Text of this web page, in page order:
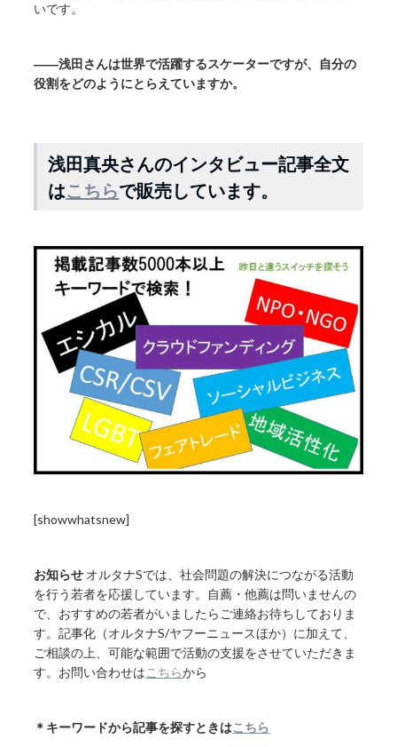
いです。
――浅田さんは世界で活躍するスケーターですが、自分の
役割をどのようにとらえていますか。
浅田真央さんのインタビュー記事全文
はこちらで販売しています。
[showwhatsnew]
お知らせ オルタナSでは、社会問題の解決につながる活動
を行う若者を応援しています。自薦・他薦は問いませんの
で、おすすめの若者がいましたらご連絡お待ちしておりま
す。記事化（オルタナS/ヤフーニュースほか）に加えて、
ご相談の上、可能な範囲で活動の支援をさせていただきま
す。お問い合わせはこちらから
＊キーワードから記事を探すときはこちら